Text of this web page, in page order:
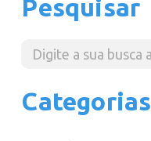
Pesquisar
Categorias